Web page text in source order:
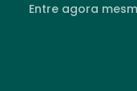
Entre agora